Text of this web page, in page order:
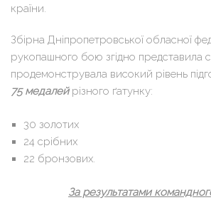
країни.
Збірна Дніпропетровської обласної
рукопашного бою згідно представила
продемонструвала високий рівень
75 медалейрізного ґатунку:
30 золотих
24 срібних
22 бронзових.
За результатами